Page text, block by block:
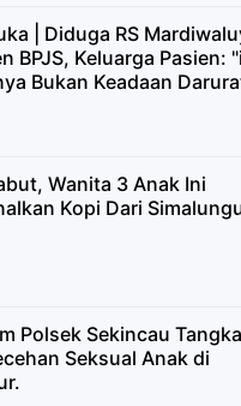
| Diduga RS
BPJS, Keluarga Pasien:
Bukan Keadaan
Wanita 3 Anak Ini
Kopi Dari
Polsek Sekincau
Seksual Anak di